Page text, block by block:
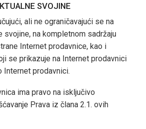
SVOJINE
ali ne ograničavajući se na
svojine, na kompletnom sadržaju
Internet prodavnice, kao i
se prikazuje na Internet prodavnici
Internet prodavnici.
ima pravo na isključivo
Prava iz člana 2.1. ovih